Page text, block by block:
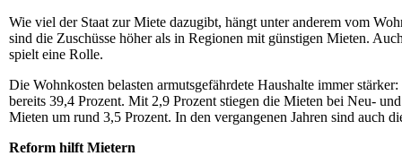
Wie viel der Staat zur Miete dazugibt, hängt unter anderem vom
sind die Zuschüsse höher als in Regionen mit günstigen Mieten.
spielt eine Rolle.
Die Wohnkosten belasten armutsgefährdete Haushalte immer
bereits 39,4 Prozent. Mit 2,9 Prozent stiegen die Mieten bei Neu-
Mieten um rund 3,5 Prozent. In den vergangenen Jahren sind auch
Reform hilft Mietern